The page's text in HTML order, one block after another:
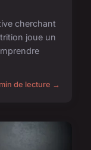
cherchant
joue un
de lecture →